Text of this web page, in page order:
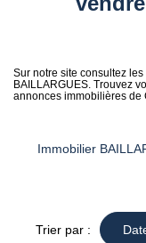
Plus de
Sur notre site consultez
BAILLARGUES. Trouvez
annonces immobilières de
Immobilier
Trier par :